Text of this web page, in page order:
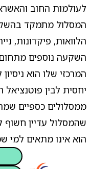
לעולמות החוב
המסלול מתמקד
הלוואות, פיקדונות,
השקעה נוספים
המרכזי שלו הוא ניסיון
יחסית לבין
ממסלולים כספיים
שהמסלול עדיין חשוף
הוא אינו מתאים למי